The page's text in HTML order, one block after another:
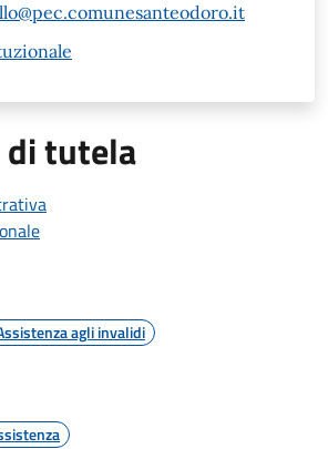
tutela
agli invalidi